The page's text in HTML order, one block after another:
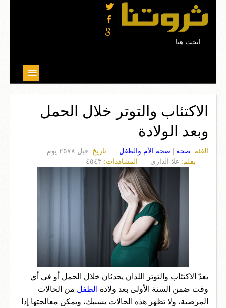
...ابحث هنا
علوم
تكنولوجيا واختراعات
سؤال وجواب
الاكتئاب والتوتر خلال الحمل
وبعد الولادة
الفئة: صحة صحة الأم والطفل تاريخ: قبل ٢٥٧٨ يوم
بقلم: علا الداري المشاهدات:
يعدّ الاكتئاب والتوتر اللذان يحدثان خلال الحمل أو في أي
وقت ضمن السنة الأولى بعد ولادة الطفل من الحالات
المرضية، ولا تظهر هذه الحالات بسببك، ويمكن معالجتها إذا